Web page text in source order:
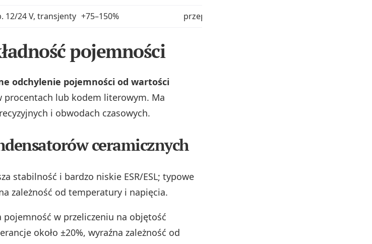
12/24 V, transjenty +75–150% przepięcia, szeroki zakres temperatur
pojemności
odchylenie pojemności od wartości
procentach lub kodem literowym. Ma
i obwodach czasowych.
ceramicznych
stabilność i bardzo niskie ESR/ESL; typowe
zależność od temperatury i napięcia.
pojemność w przeliczeniu na objętość
około ±20%, wyraźna zależność od